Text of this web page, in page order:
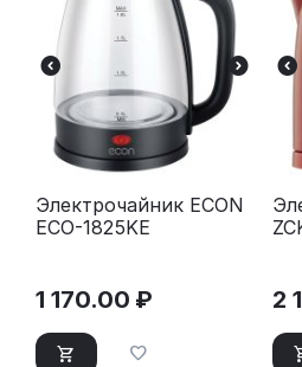
Электрочайник ECON
ECO-1825KE
1 170.00 ₽ 2